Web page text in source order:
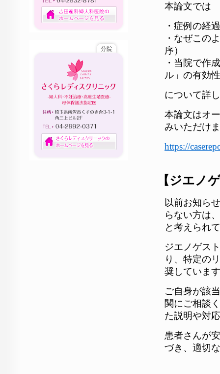
本論文では
・症例の経過
・なぜこの
序）
・当院で作
ル」の有効性
について詳
本論文はオ
みいただけ
https://
【ジエノ
以前お知ら
らない方は
と考えられ
ジエノゲス
り、特定の
奨していま
ご自身が該
関にご相談
た説明や対
患者さんが
づき、適切